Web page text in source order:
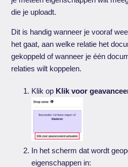
die je uploadt.
Dit is handig wanneer je vooraf
het gaat, aan welke relatie het
gekoppeld of wanneer je één
relaties wilt koppelen.
Klik op Klik voor
In het scherm dat wordt
eigenschappen in: